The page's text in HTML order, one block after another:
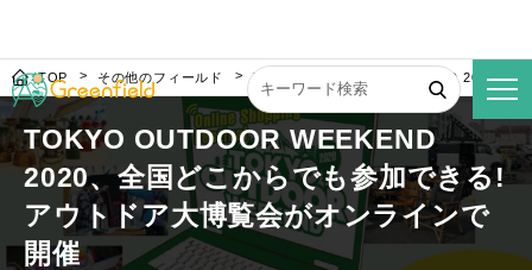
TOP その他のフィールド TOKYO OUTDOOR WEEKEND 2020、全
TOKYO OUTDOOR WEEKEND
2020、全国どこからでも参加できる!
アウトドア大博覧会がオンラインで
開催